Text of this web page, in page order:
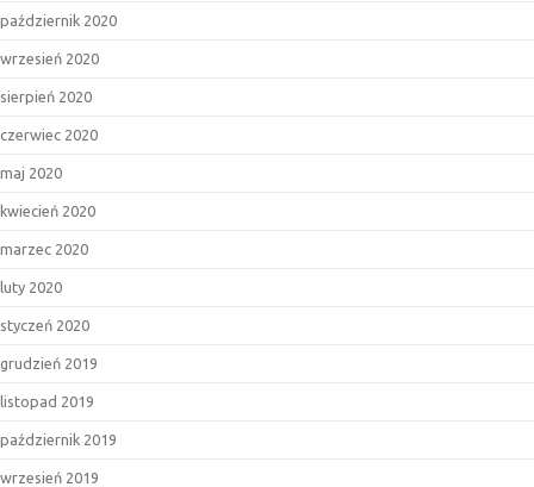
październik 2020
wrzesień 2020
sierpień 2020
czerwiec 2020
maj 2020
kwiecień 2020
marzec 2020
luty 2020
styczeń 2020
grudzień 2019
listopad 2019
październik 2019
wrzesień 2019